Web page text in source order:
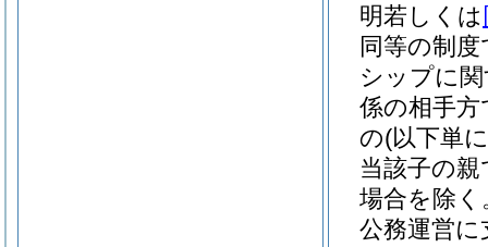
明若しくは
同等の制
シップに
係の相手
の(以下単
当該子の
場合を除く
公務運営